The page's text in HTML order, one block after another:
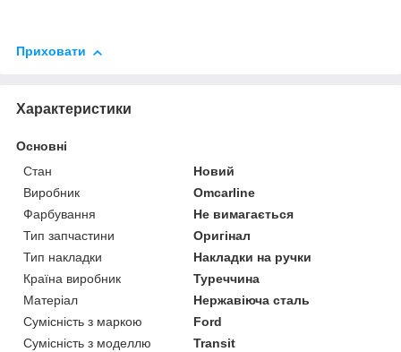
Приховати
Характеристики
Основні
Стан
Новий
Виробник
Omcarline
Фарбування
Не вимагається
Тип запчастини
Оригінал
Тип накладки
Накладки на ручки
Країна виробник
Туреччина
Матеріал
Нержавіюча сталь
Сумісність з маркою
Ford
Сумісність з моделлю
Transit